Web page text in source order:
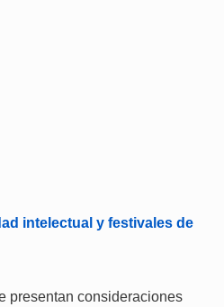
intelectual y festivales de
presentan consideraciones